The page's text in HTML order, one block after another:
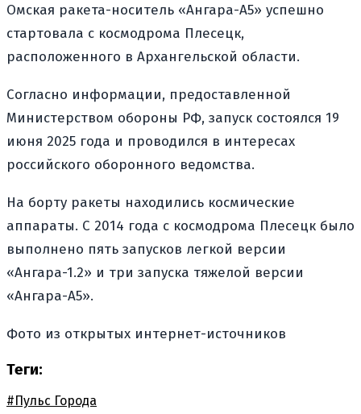
Омская ракета-носитель «Ангара-А5» успешно
стартовала с космодрома Плесецк,
расположенного в Архангельской области.
Согласно информации, предоставленной
Министерством обороны РФ, запуск состоялся 19
июня 2025 года и проводился в интересах
российского оборонного ведомства.
На борту ракеты находились космические
аппараты. С 2014 года с космодрома Плесецк было
выполнено пять запусков легкой версии
«Ангара-1.2» и три запуска тяжелой версии
«Ангара-А5».
Фото из открытых интернет-источников
Теги:
#Пульс Города